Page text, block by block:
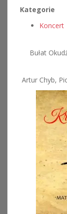
Kategorie
Koncert
Bułat
Artur Chyb,